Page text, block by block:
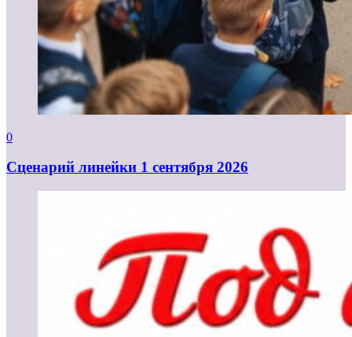
0
Cценарий линейки 1 сентября 2026